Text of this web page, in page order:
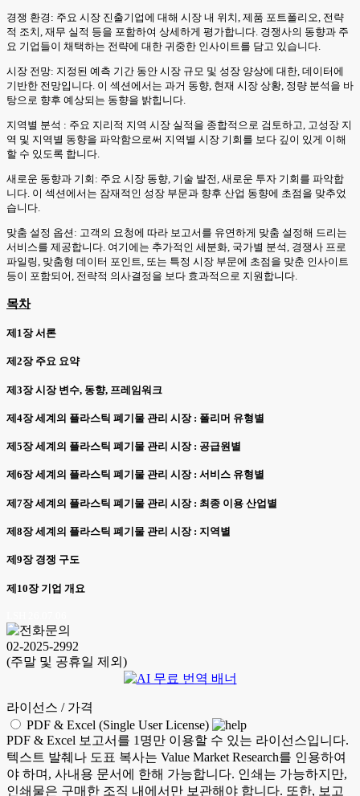
경쟁 환경: 주요 시장 진출기업에 대해 시장 내 위치, 제품 포트폴리오, 전략
적 조치, 재무 실적 등을 포함하여 상세하게 평가합니다. 경쟁사의 동향과 주
요 기업들이 채택하는 전략에 대한 귀중한 인사이트를 담고 있습니다.
시장 전망: 지정된 예측 기간 동안 시장 규모 및 성장 양상에 대한, 데이터에
기반한 전망입니다. 이 섹션에서는 과거 동향, 현재 시장 상황, 정량 분석을 바
탕으로 향후 예상되는 동향을 밝힙니다.
지역별 분석 : 주요 지리적 지역 시장 실적을 종합적으로 검토하고, 고성장 지
역 및 지역별 동향을 파악함으로써 지역별 시장 기회를 보다 깊이 있게 이해
할 수 있도록 합니다.
새로운 동향과 기회: 주요 시장 동향, 기술 발전, 새로운 투자 기회를 파악합
니다. 이 섹션에서는 잠재적인 성장 부문과 향후 산업 동향에 초점을 맞추었
습니다.
맞춤 설정 옵션: 고객의 요청에 따라 보고서를 유연하게 맞춤 설정해 드리는
서비스를 제공합니다. 여기에는 추가적인 세분화, 국가별 분석, 경쟁사 프로
파일링, 맞춤형 데이터 포인트, 또는 특정 시장 부문에 초점을 맞춘 인사이트
등이 포함되어, 전략적 의사결정을 보다 효과적으로 지원합니다.
목차
제1장 서론
제2장 주요 요약
제3장 시장 변수, 동향, 프레임워크
제4장 세계의 플라스틱 폐기물 관리 시장 : 폴리머 유형별
제5장 세계의 플라스틱 폐기물 관리 시장 : 공급원별
제6장 세계의 플라스틱 폐기물 관리 시장 : 서비스 유형별
제7장 세계의 플라스틱 폐기물 관리 시장 : 최종 이용 산업별
제8장 세계의 플라스틱 폐기물 관리 시장 : 지역별
제9장 경쟁 구도
제10장 기업 개요
02-2025-2992
(주말 및 공휴일 제외)
라이선스 / 가격
PDF & Excel (Single User License)
PDF & Excel 보고서를 1명만 이용할 수 있는 라이선스입니다.
텍스트 발췌나 도표 복사는 Value Market Research를 인용하여
야 하며, 사내용 문서에 한해 가능합니다. 인쇄는 가능하지만,
인쇄물은 구매한 조직 내에서만 보관해야 합니다. 또한, 보고